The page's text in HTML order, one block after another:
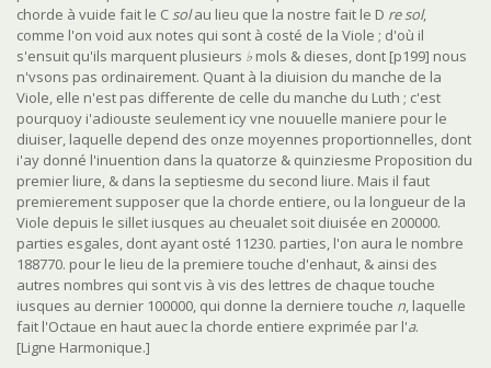
chorde à vuide fait le C solau lieu que la nostre fait le D re sol,
comme l'on void aux notes qui sont à costé de la Viole ; d'où il
s'ensuit qu'ils marquent plusieurs ♭ mols & dieses, dont [p199] nous
n'vsons pas ordinairement. Quant à la diuision du manche de la
Viole, elle n'est pas differente de celle du manche du Luth ; c'est
pourquoy i'adiouste seulement icy vne nouuelle maniere pour le
diuiser, laquelle depend des onze moyennes proportionnelles, dont
i'ay donné l'inuention dans la quatorze & quinziesme Proposition du
premier liure, & dans la septiesme du second liure. Mais il faut
premierement supposer que la chorde entiere, ou la longueur de la
Viole depuis le sillet iusques au cheualet soit diuisée en 200000.
parties esgales, dont ayant osté 11230. parties, l'on aura le nombre
188770. pour le lieu de la premiere touche d'enhaut, & ainsi des
autres nombres qui sont vis à vis des lettres de chaque touche
iusques au dernier 100000, qui donne la derniere touche n, laquelle
fait l'Octaue en haut auec la chorde entiere exprimée par l'a.
[Ligne Harmonique.]